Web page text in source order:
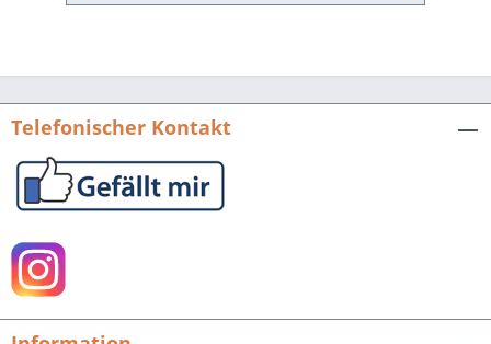
Mobilmachungspläne war das
eingestellt. Daher lag die Verantwortung
allem in den Händen der lokalen Politik,
besonders in den Großstädten.Die
Telefonischer Kontakt